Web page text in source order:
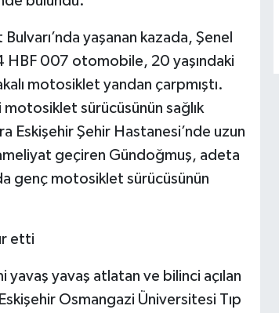
yaşanan kazada, Şenel
HBF 007 otomobile, 20 yaşındaki
motosiklet yandan çarpmıştı.
motosiklet sürücüsünün sağlık
Eskişehir Şehir Hastanesi’nde uzun
geçiren Gündoğmuş, adeta
genç motosiklet sürücüsünün
etti
yavaş atlatan ve bilinci açılan
Osmangazi Üniversitesi Tıp